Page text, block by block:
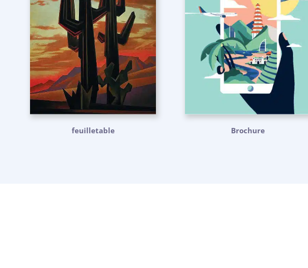
feuilletable Brochure